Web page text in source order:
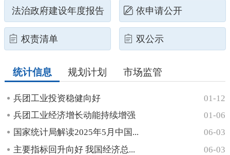
法治政府建设年度报告 依申请公开
权责清单 双公示
统计信息 规划计划 市场监管
兵团工业投资稳健向好
01-12
兵团工业经济增长动能持续增强
01-06
国家统计局解读2025年5月中国...
06-03
主要指标回升向好 我国经济总...
06-03